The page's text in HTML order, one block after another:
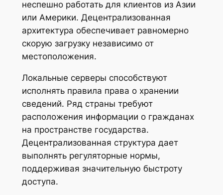
неспешно работать для клиентов из Азии
или Америки. Децентрализованная
архитектура обеспечивает равномерно
скорую загрузку независимо от
местоположения.
Локальные серверы способствуют
исполнять правила права о хранении
сведений. Ряд страны требуют
расположения информации о гражданах
на пространстве государства.
Децентрализованная структура дает
выполнять регуляторные нормы,
поддерживая значительную быстроту
доступа.